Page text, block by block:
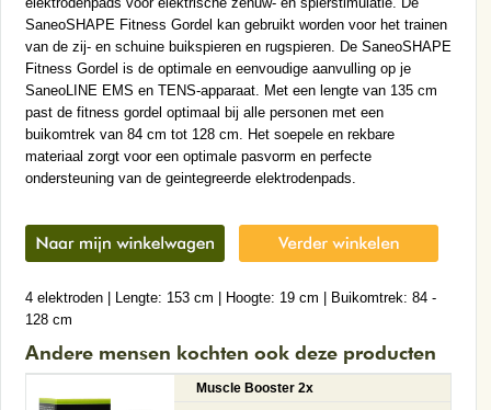
SaneoSHAPE Fitness Gordel kan gebruikt worden voor het trainen
van de zij- en schuine buikspieren en rugspieren. De SaneoSHAPE
Fitness Gordel is de optimale en eenvoudige aanvulling op je
SaneoLINE EMS en TENS-apparaat. Met een lengte van 135 cm
past de fitness gordel optimaal bij alle personen met een
buikomtrek van 84 cm tot 128 cm. Het soepele en rekbare
materiaal zorgt voor een optimale pasvorm en perfecte
ondersteuning van de geintegreerde elektrodenpads.
4 elektroden | Lengte: 153 cm | Hoogte: 19 cm | Buikomtrek: 84 -
128 cm
Andere mensen kochten ook deze producten
Muscle Booster 2x